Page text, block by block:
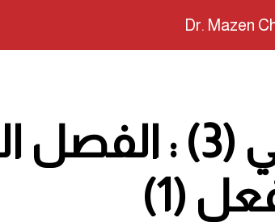
Dr. Mazen
كتاب رحلة في عقل إرهابي (3) :
(1)